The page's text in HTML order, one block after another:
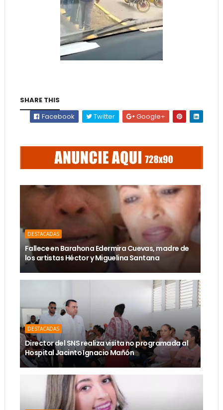
SHARE THIS
Facebook
Twitter Google+
DESTACADAS
Fallece en Barahona Edermira Cuevas, madre de
los artistas Héctor y Miguelina Santana
DESTACADAS
Director del SNS realiza visita no programada al
Hospital Jacinto Ignacio Mañón